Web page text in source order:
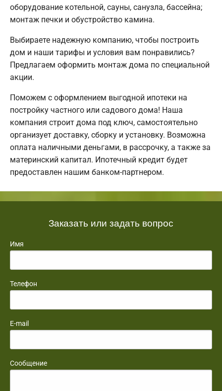
оборудование котельной, сауны, санузла, бассейна;
монтаж печки и обустройство камина.
Выбираете надежную компанию, чтобы построить
дом и наши тарифы и условия вам понравились?
Предлагаем оформить монтаж дома по специальной
акции.
Поможем с оформлением выгодной ипотеки на
постройку частного или садового дома! Наша
компания строит дома под ключ, самостоятельно
организует доставку, сборку и установку. Возможна
оплата наличными деньгами, в рассрочку, а также за
материнский капитал. Ипотечный кредит будет
предоставлен нашим банком-партнером.
Заказать или задать вопрос
Имя
Телефон
E-mail
Сообщение